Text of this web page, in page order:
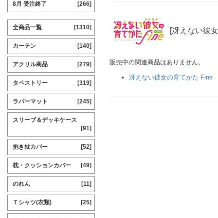
[冴えない彼
販売中の関連商品はありません。
冴えない彼女の育てかた Fine
8月 受注終了 [266]
全商品一覧 [1310]
カーテン [140]
アクリル商品 [279]
タペストリー [319]
ラバーマット [245]
スリーブ＆デッキケース
[91]
抱き枕カバー [52]
枕・クッションカバー [49]
のれん [11]
Ｔシャツ(衣類) [25]